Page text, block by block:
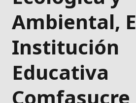
Ambiental, E
Institución
Educativa
Comfasucre